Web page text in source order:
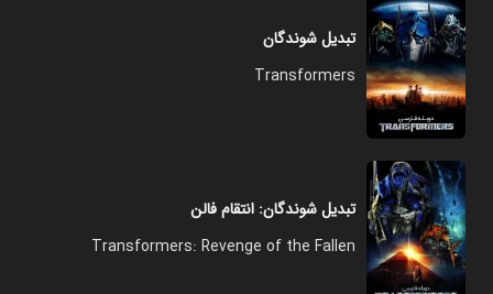
تبدیل شوندگان
Transformers
تبدیل شوندگان: انتقام فالن
Transformers: Revenge of the Fallen